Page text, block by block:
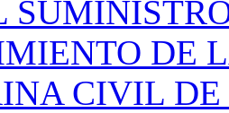
DE
CIVIL DE